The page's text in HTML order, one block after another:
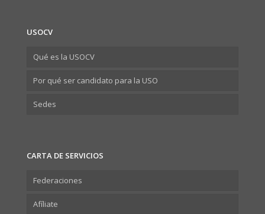
USOCV
Qué es la USOCV
Por qué ser candidato para la USO
Sedes
CARTA DE SERVICIOS
Federaciones
Afíliate